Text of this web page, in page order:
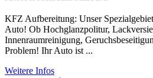
KFZ Aufbereitung: Unser
Auto! Ob Hochglanzpolitur,
Innenraumreinigung,
Problem! Ihr Auto ist ...
Weitere Infos